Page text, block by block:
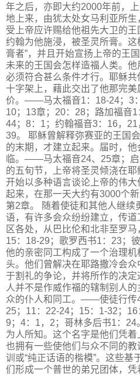
年之后，亦即大约2000年前，
地上来，由犹太处女马利亚所
受上帝应许赐给他祖先大卫的
约翰为他施浸，被圣灵所膏。这
膏者”，并且开始宣扬上帝的王
未来的王国会怎样造福人类。
必须符合甚么条件才行。耶稣
十字架上，藉此交出了他那完
价。——马太福音1：18-24；3
10；13章；20：28；路加福音1
44；8：1；约翰福音3：16，
39。 耶稣曾解释弥赛亚的王国
的末期，才建立起来。届时，
临。——马太福音24、25章；
的五旬节，上帝将圣灵倾浇在
开始以多种语言谈论上帝的伟
起来，在那一天大约有3000个
第2章。 随着使徒和其他人继续
语，有许多会众纷纷建立，传
区各处，从巴比伦和北非至罗
15：18-29；歌罗西书1：23；
他的亲密同工构成了一个治理
头。他们曾解决在耶路撒冷会
于割礼的争论，并将所作的决
人并不是作威作福的辖制别人
众的仆人和同工。——使徒行传
25；11：22-24；15：1-32；
9；4：1，2；哥林多后书1：24
为人所知。这个名字是他们凭着
也拥有一些使他们与众不同的
训或“纯正话语的楷模”。这些基
们形成一个普世的弟兄团体，